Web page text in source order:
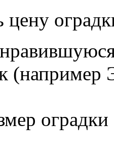
цену
(например
оградки